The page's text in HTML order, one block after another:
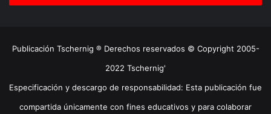
Publicación Tschernig ® Derechos reservados © Copyright 2005-
2022 Tschernig'
Especificación y descargo de responsabilidad: Esta publicación fue
compartida únicamente con fines educativos y para colaborar